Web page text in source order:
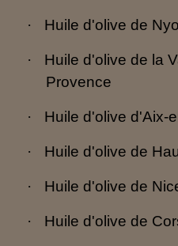
· Huile d'olive de
·
Huile d'olive de la
Provence
· Huile d'olive d'Aix-
· Huile d'olive de
· Huile d'olive de
· Huile d'olive de